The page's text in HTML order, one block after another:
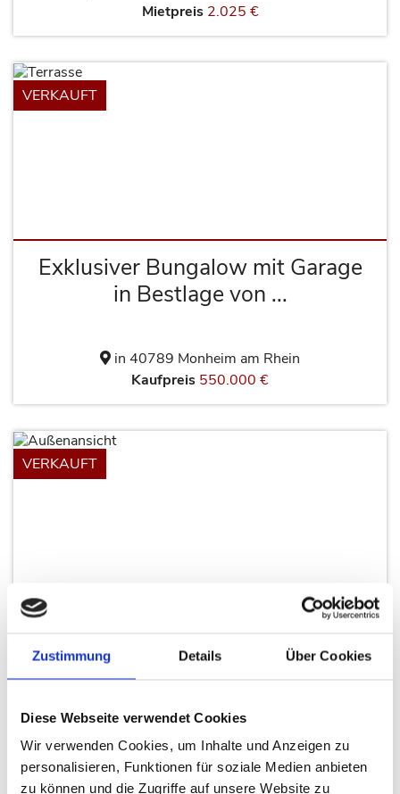
Zustimmung Details Über Cookies
Diese Webseite verwendet Cookies
Wir verwenden Cookies, um Inhalte und Anzeigen zu
personalisieren, Funktionen für soziale Medien anbieten
zu können und die Zugriffe auf unsere Website zu
Mietpreis 2.025 €
VERKAUFT
Exklusiver Bungalow mit Garage
in Bestlage von ...
in 40789 Monheim am Rhein
Kaufpreis 550.000 €
VERKAUFT
Doppelhaushälfte mi ...
in 41515 Grevenbroich
Kaufpreis 469.000 €